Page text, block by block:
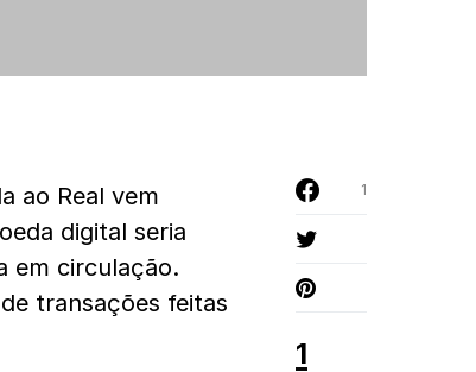
1
1
ao Real vem
digital seria
em circulação.
transações feitas